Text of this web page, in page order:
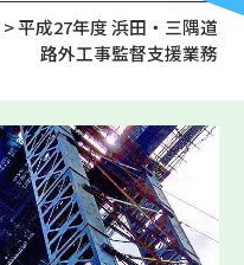
>平成27年度 浜田・三隅道
路外工事監督支援業務